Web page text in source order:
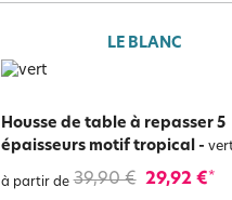
LE BLANC
Housse de table à repasser 5
épaisseurs motif tropical -
à partir de 39,90 € 29,92 €*